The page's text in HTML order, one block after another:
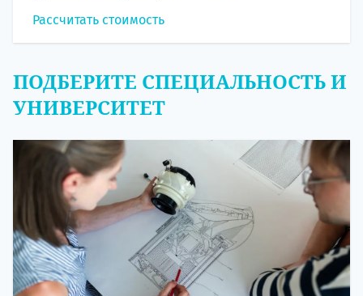
Рассчитать стоимость
ПОДБЕРИТЕ СПЕЦИАЛЬНОСТЬ И
УНИВЕРСИТЕТ